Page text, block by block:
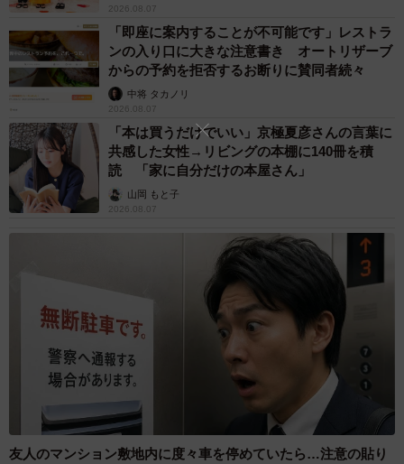
まるで推し活？子育て世代のパパママの心もがっちりつかんだ高島氏の
選挙戦最終日＝芦屋市内
磨かれた「聞く力」と「対話力」
「小さい頃から、『対等な存在』として見てくれている
と感じてきた。言われてするのは嫌だけれど、自分で考え
て選んだことなら楽しんで頑張れるし、失敗しても再チャ
レンジしようと思える。もし意見が対立してもなぜそう考
っちゃポジティブだとは思います（笑）」と高島氏。家族
それぞれが自由で、お互いをリスペクトする。選挙戦で
も、高齢者から子どもまで寄せられた意見に一つ一つ真摯
に聞き入り、一緒に解決策を探ろうとする姿勢が共感を呼
び、支持を広げる要因にもなった。
否定せずそばで励まし、とことん対等に。そんな高島家
には、20年以上にわたる家族会議の議事録が、大切に保管
されているのだという。
2026.08.07
「即座に案内することが不可能です」レストラ
ンの入り口に大きな注意書き オートリザーブ
からの予約を拒否するお断りに賛同者続々
中将 タカノリ
2026.08.07
「本は買うだけでいい」京極夏彦さんの言葉に
共感した女性→リビングの本棚に140冊を積
読 「家に自分だけの本屋さん」
山岡 もと子
2026.08.07
友人のマンション敷地内に度々車を停めていたら…注意の貼り